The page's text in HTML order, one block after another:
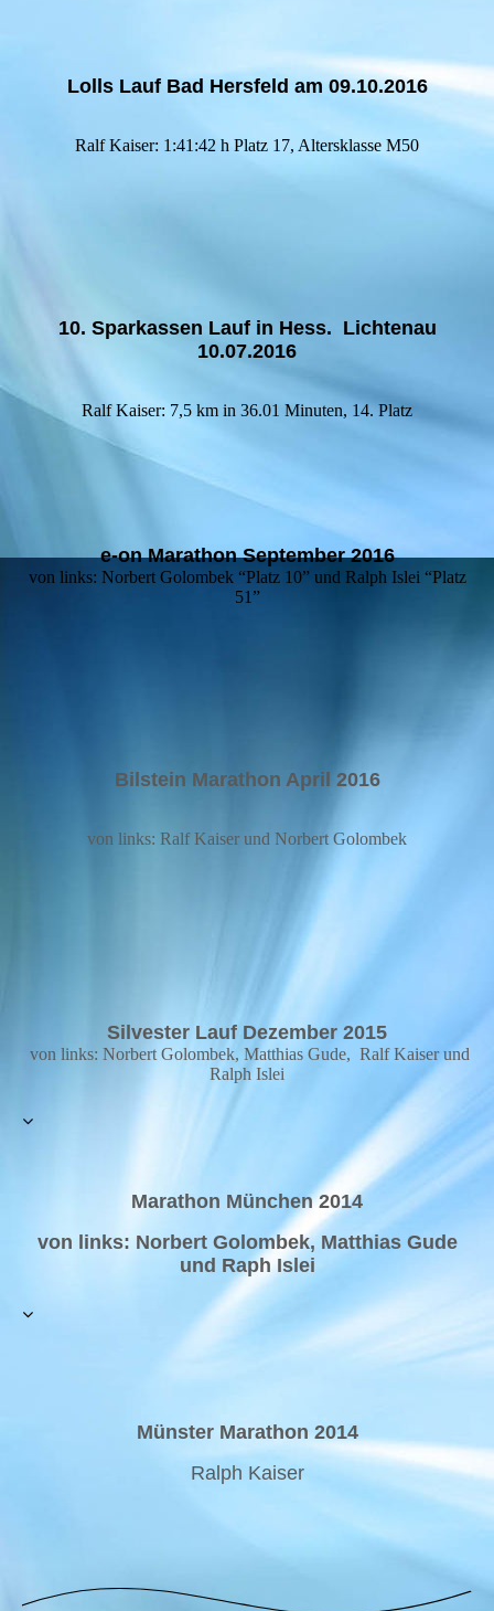
Lolls Lauf Bad Hersfeld am 09.10.2016
Ralf Kaiser: 1:41:42 h Platz 17, Altersklasse M50
10. Sparkassen Lauf in Hess. Lichtenau
10.07.2016
Ralf Kaiser: 7,5 km in 36.01 Minuten, 14. Platz
e-on Marathon September 2016
von links: Norbert Golombek “Platz 10” und Ralph Islei “Platz
51”
Bilstein Marathon April 2016
von links: Ralf Kaiser und Norbert Golombek
Silvester Lauf Dezember 2015
von links: Norbert Golombek, Matthias Gude, Ralf Kaiser und
Ralph Islei
Marathon München 2014
von links: Norbert Golombek, Matthias Gude
und Raph Islei
Münster Marathon 2014
Ralph Kaiser